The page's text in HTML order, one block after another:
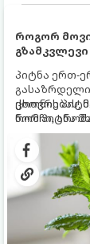
როგორ
გზამკვლევი
პიტნა ერთ-
გასაზრდელი
ცხოვრებას,
რომ პიტნა
გრუნტში
სწრაფად
ქოთნის
ნორჩი,